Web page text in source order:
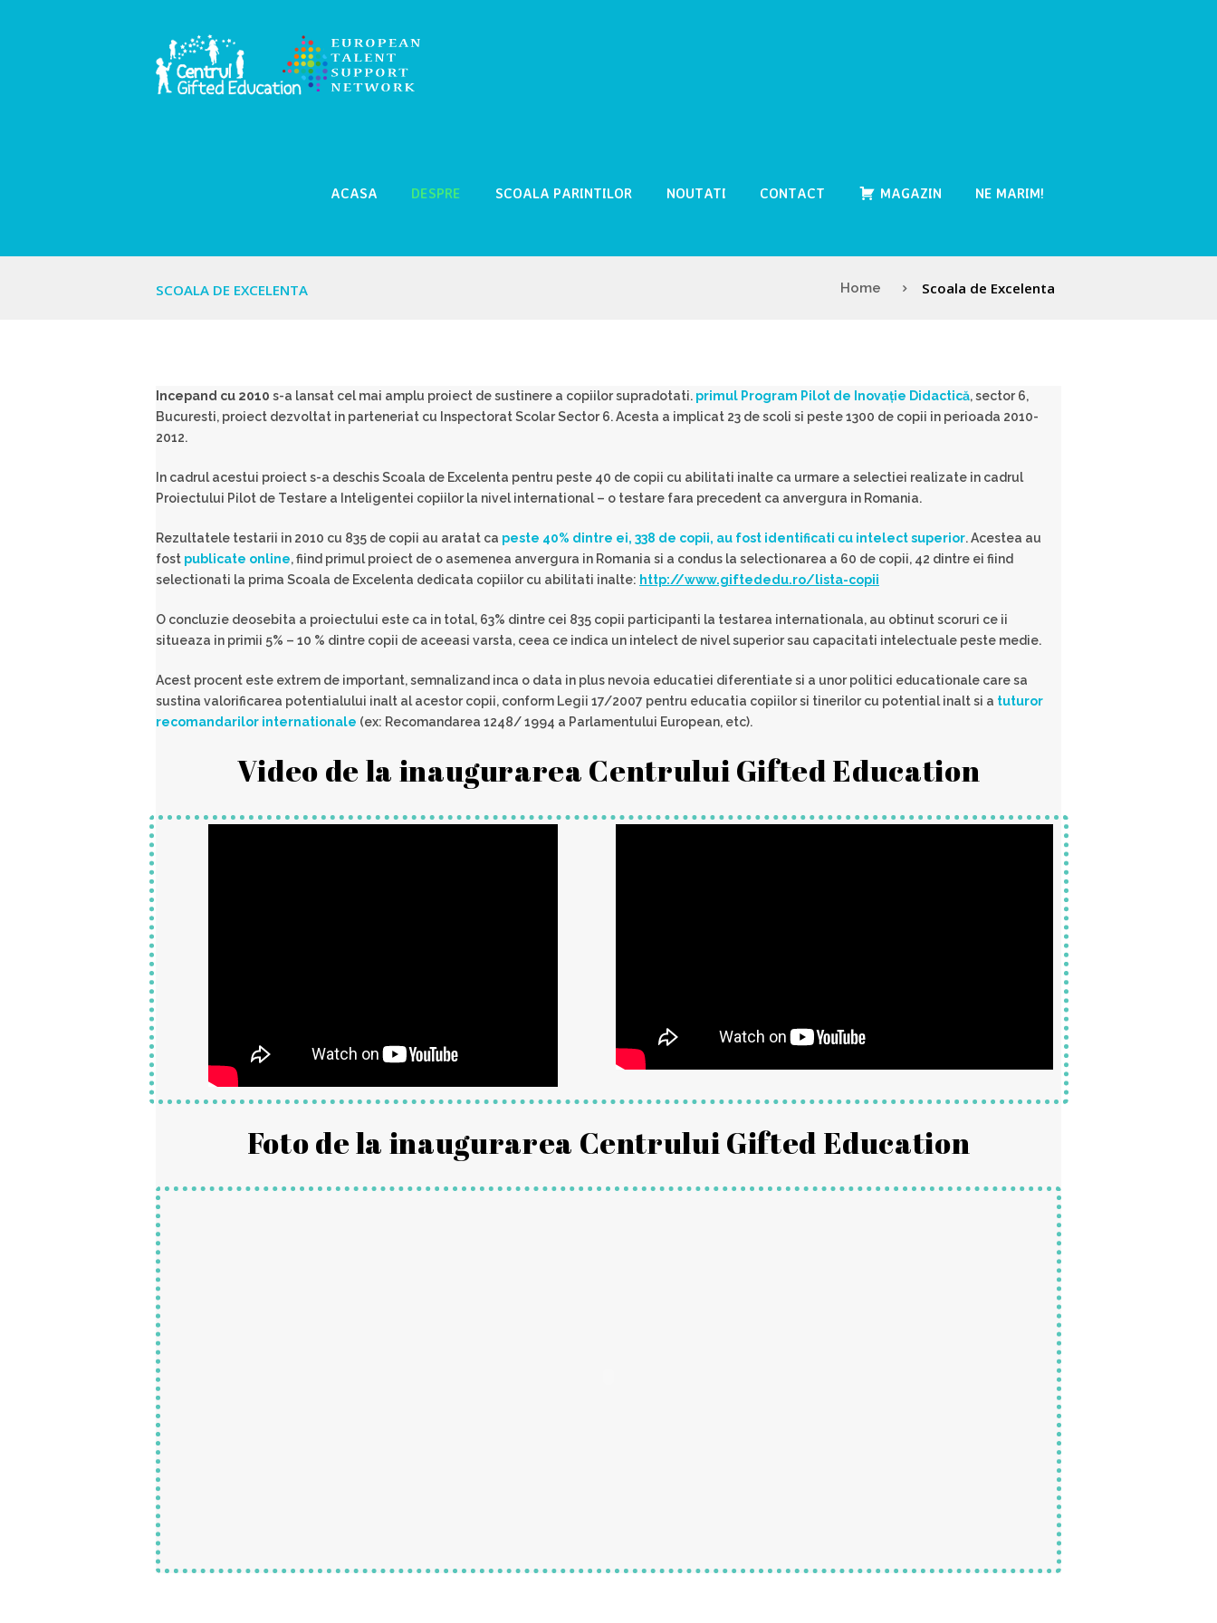
ACASA DESPRE SCOALA PARINTILOR NOUTATI CONTACT MAGAZIN NE MARIM!
SCOALA DE EXCELENTA Home Scoala de Excelenta
Incepand cu 2010 s-a lansat cel mai amplu proiect de sustinere a copiilor supradotati. primul Program Pilot de Inovaţie Didactică, sector 6,
Bucuresti, proiect dezvoltat in parteneriat cu Inspectorat Scolar Sector 6. Acesta a implicat 23 de scoli si peste 1300 de copii in perioada 2010-
2012.
In cadrul acestui proiect s-a deschis Scoala de Excelenta pentru peste 40 de copii cu abilitati inalte ca urmare a selectiei realizate in cadrul
Proiectului Pilot de Testare a Inteligentei copiilor la nivel international – o testare fara precedent ca anvergura in Romania.
Rezultatele testarii in 2010 cu 835 de copii au aratat ca peste 40% dintre ei, 338 de copii, au fost identificati cu intelect superior. Acestea au
fost publicate online, fiind primul proiect de o asemenea anvergura in Romania si a condus la selectionarea a 60 de copii, 42 dintre ei fiind
selectionati la prima Scoala de Excelenta dedicata copiilor cu abilitati inalte: http://www.giftededu.ro/lista-copii
O concluzie deosebita a proiectului este ca in total, 63% dintre cei 835 copii participanti la testarea internationala, au obtinut scoruri ce ii
situeaza in primii 5% – 10 % dintre copii de aceeasi varsta, ceea ce indica un intelect de nivel superior sau capacitati intelectuale peste medie.
Acest procent este extrem de important, semnalizand inca o data in plus nevoia educatiei diferentiate si a unor politici educationale care sa
sustina valorificarea potentialului inalt al acestor copii, conform Legii 17/2007 pentru educatia copiilor si tinerilor cu potential inalt si a tuturor
recomandarilor internationale (ex: Recomandarea 1248/ 1994 a Parlamentului European, etc).
Video de la inaugurarea Centrului Gifted Education
Foto de la inaugurarea Centrului Gifted Education